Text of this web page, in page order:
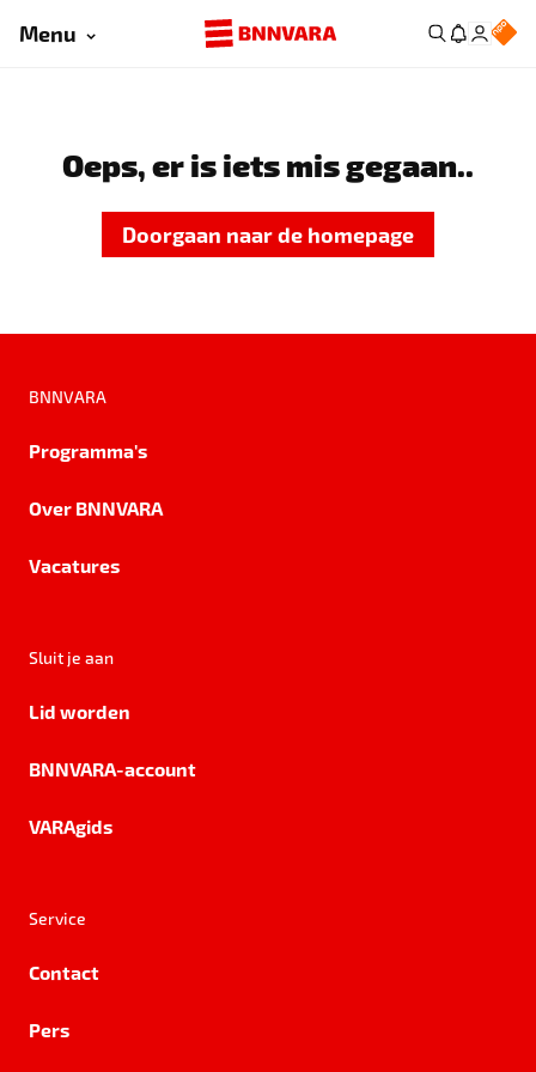
Menu
Oeps, er is iets mis gegaan..
Doorgaan naar de homepage
BNNVARA
Programma's
Over BNNVARA
Vacatures
Sluit je aan
Lid worden
BNNVARA-account
VARAgids
Service
Contact
Pers